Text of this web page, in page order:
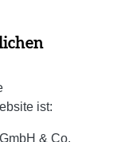
ist:
& Co.